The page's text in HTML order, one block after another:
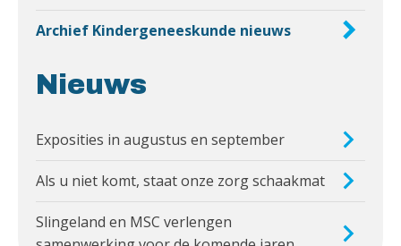
Archief Kindergeneeskunde nieuws
Nieuws
Exposities in augustus en september
Als u niet komt, staat onze zorg schaakmat
Slingeland en MSC verlengen